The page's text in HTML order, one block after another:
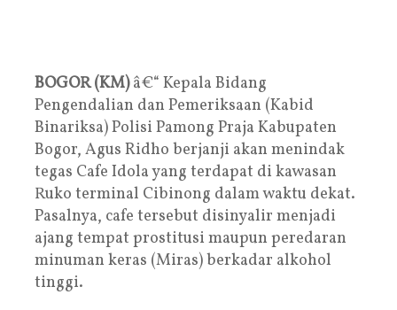
BOGOR (KM)â€“ Kepala Bidang
Pengendalian dan Pemeriksaan (Kabid
Binariksa) Polisi Pamong Praja Kabupaten
Bogor, Agus Ridho berjanji akan menindak
tegas Cafe Idola yang terdapat di kawasan
Ruko terminal Cibinong dalam waktu dekat.
Pasalnya, cafe tersebut disinyalir menjadi
ajang tempat prostitusi maupun peredaran
minuman keras (Miras) berkadar alkohol
tinggi.